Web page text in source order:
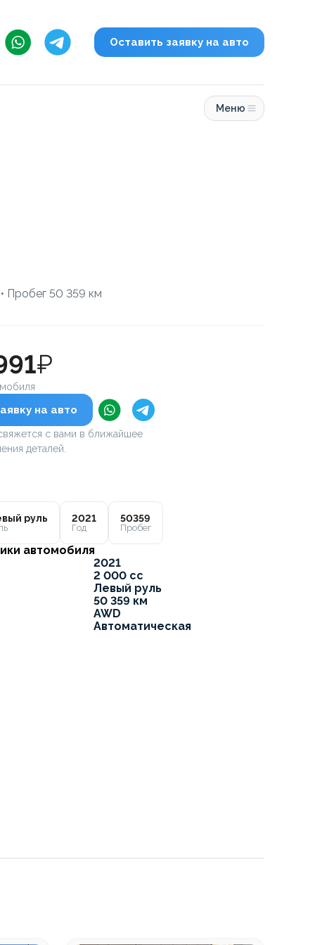
Оставить заявку на авто
Меню
Пробег 50 359 км
₽
на авто
с вами в ближайшее
деталей.
руль 2021
Год
50359
Пробег
автомобиля
2021
2 000 cc
Левый руль
50 359 км
AWD
Автоматическая